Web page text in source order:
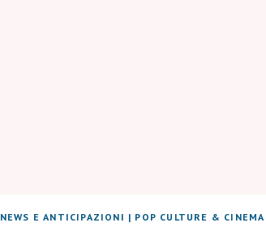
NEWS E ANTICIPAZIONI | POP CULTURE & CINEMA